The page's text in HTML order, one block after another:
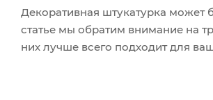
Декоративная штукатурка может
статье мы обратим внимание на
них лучше всего подходит для